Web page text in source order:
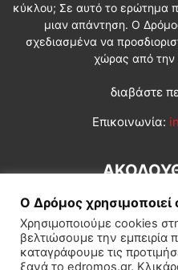
κύκλου; Σε αυτό το ερώτημα
μιαν απάντηση. Ο
σχεδιασμένα να
χώρας από την
διαβάστε
Επικοινωνία:
Ο Δρόμος χρησιμοποιεί
Χρησιμοποιούμε cookies
βελτιώσουμε την εμπειρία
καταγράφουμε τις
ξανά το edromos.gr.